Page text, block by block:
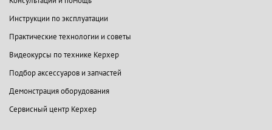
Инструкции по эксплуатации
Практические технологии и советы
Видеокурсы по технике Керхер
Подбор аксессуаров и запчастей
Демонстрация оборудования
Сервисный центр Керхер